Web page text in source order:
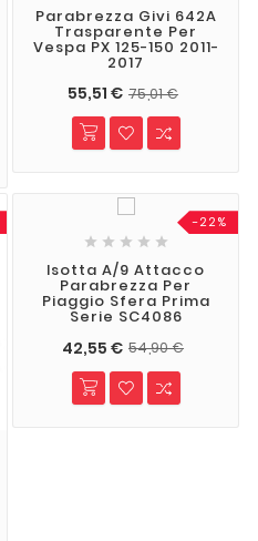
Parabrezza Givi 642A
Trasparente Per
Vespa PX 125-150 2011-
2017
55,51 € 75,01 €
-22%
    
Isotta A/9 Attacco
Parabrezza Per
Piaggio Sfera Prima
Serie SC4086
42,55 € 54,90 €